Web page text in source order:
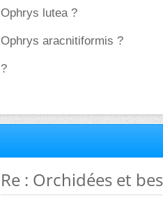
Ophrys lutea ?
Ophrys aracnitiformis ?
?
Re : Orchidées et